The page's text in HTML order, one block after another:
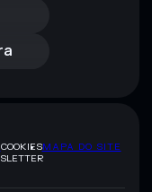
COOKIESMAPA DO SITE